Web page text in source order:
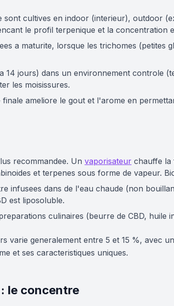
sont cultives en indoor (interieur), outdoor
le profil terpenique et la concentration
a maturite, lorsque les trichomes (petites
14 jours) dans un environnement controle
les moisissures.
finale ameliore le gout et l'arome en
recommandee. Un vaporisateur chauffe la
et terpenes sous forme de vapeur.
infusees dans de l'eau chaude (non
est liposoluble.
culinaires (beurre de CBD, huile
varie generalement entre 5 et 15 %, avec
et ses caracteristiques uniques.
le concentre